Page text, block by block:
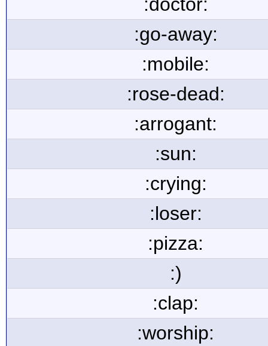
:go-away:
:mobile:
:rose-dead:
:arrogant:
:sun:
:crying:
:loser:
:pizza:
:)
:clap:
:worship: